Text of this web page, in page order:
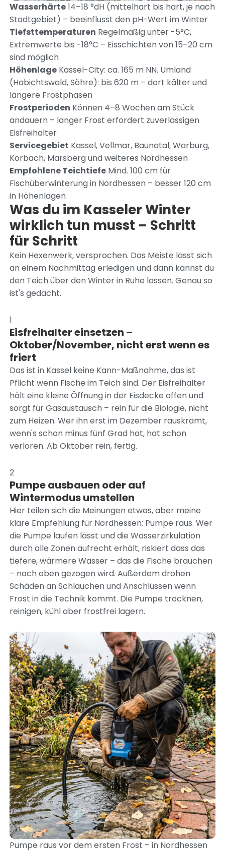
Wasserhärte14–18 °dH (mittelhart bis hart, je nach
Stadtgebiet) – beeinflusst den pH-Wert im Winter
Tiefsttemperaturen Regelmäßig unter -5°C,
Extremwerte bis -18°C – Eisschichten von 15–20 cm
sind möglich
Höhenlage Kassel-City: ca. 165 m NN. Umland
(Habichtswald, Söhre): bis 620 m – dort kälter und
längere Frostphasen
Frostperioden Können 4–8 Wochen am Stück
andauern – langer Frost erfordert zuverlässigen
Eisfreihalter
Servicegebiet Kassel, Vellmar, Baunatal, Warburg,
Korbach, Marsberg und weiteres Nordhessen
Empfohlene Teichtiefe Mind. 100 cm für
Fischüberwinterung in Nordhessen – besser 120 cm
in Höhenlagen
Was du im Kasseler Winter
wirklich tun musst – Schritt
für Schritt
Kein Hexenwerk, versprochen. Das Meiste lässt sich
an einem Nachmittag erledigen und dann kannst du
den Teich über den Winter in Ruhe lassen. Genau so
ist's gedacht.
1
Eisfreihalter einsetzen –
Oktober/November, nicht erst wenn es
friert
Das ist in Kassel keine Kann-Maßnahme, das ist
Pflicht wenn Fische im Teich sind. Der Eisfreihalter
hält eine kleine Öffnung in der Eisdecke offen und
sorgt für Gasaustausch – rein für die Biologie, nicht
zum Heizen. Wer ihn erst im Dezember rauskramt,
wenn's schon minus fünf Grad hat, hat schon
verloren. Ab Oktober rein, fertig.
2
Pumpe ausbauen oder auf
Wintermodus umstellen
Hier teilen sich die Meinungen etwas, aber meine
klare Empfehlung für Nordhessen: Pumpe raus. Wer
die Pumpe laufen lässt und die Wasserzirkulation
durch alle Zonen aufrecht erhält, riskiert dass das
tiefere, wärmere Wasser – das die Fische brauchen
– nach oben gezogen wird. Außerdem drohen
Schäden an Schläuchen und Anschlüssen wenn
Frost in die Technik kommt. Die Pumpe trocknen,
reinigen, kühl aber frostfrei lagern.
Pumpe raus vor dem ersten Frost – in Nordhessen